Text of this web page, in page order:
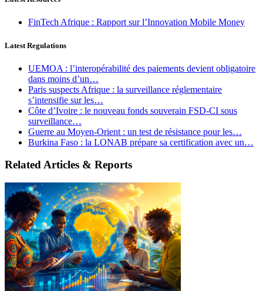
FinTech Afrique : Rapport sur l’Innovation Mobile Money
Latest Regulations
UEMOA : l’interopérabilité des paiements devient obligatoire
dans moins d’un…
Paris suspects Afrique : la surveillance réglementaire
s’intensifie sur les…
Côte d’Ivoire : le nouveau fonds souverain FSD-CI sous
surveillance…
Guerre au Moyen-Orient : un test de résistance pour les…
Burkina Faso : la LONAB prépare sa certification avec un…
Related Articles & Reports